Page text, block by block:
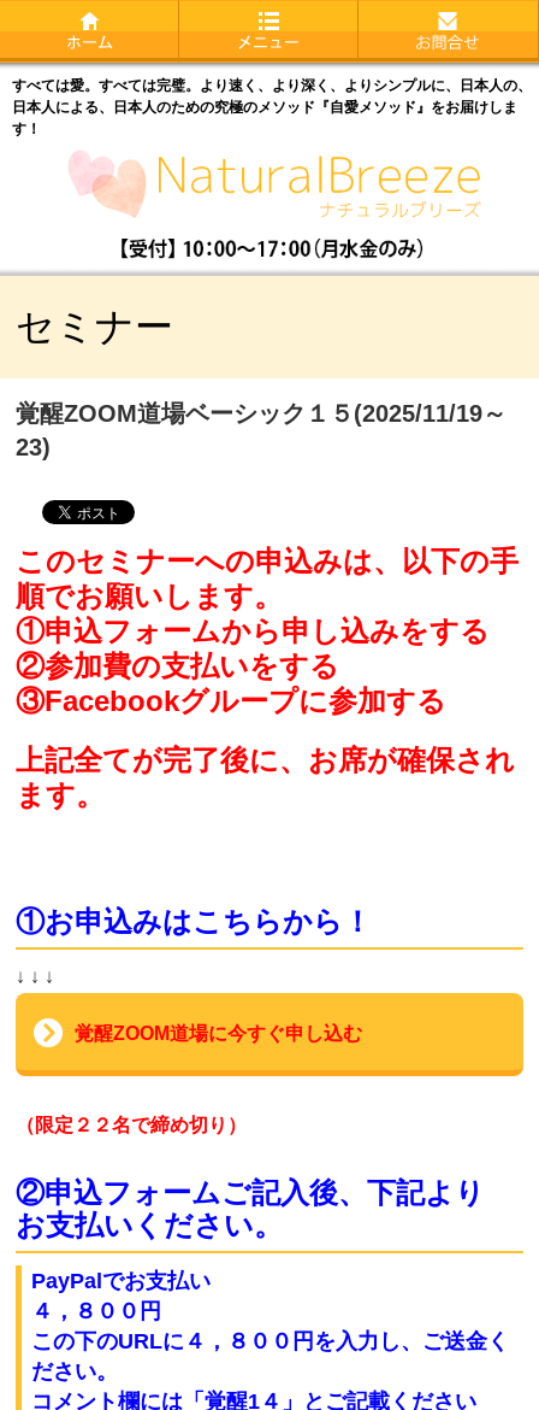
すべては愛。すべては完璧。より速く、より深く、よりシンプルに、日本人の、
日本人による、日本人のための究極のメソッド『自愛メソッド』をお届けしま
す！
セミナー
覚醒ZOOM道場ベーシック１５(2025/11/19～
23)
このセミナーへの申込みは、以下の手
順でお願いします。
①申込フォームから申し込みをする
②参加費の支払いをする
③Facebookグループに参加する
上記全てが完了後に、お席が確保され
ます。
①お申込みはこちらから！
↓ ↓ ↓
覚醒ZOOM道場に今すぐ申し込む
（限定２２名で締め切り）
②申込フォームご記入後、下記より
お支払いください。
PayPalでお支払い
４，８００円
この下のURLに４，８００円 を入力し、ご送金く
ださい。
コメント欄には「覚醒1４」とご記載ください